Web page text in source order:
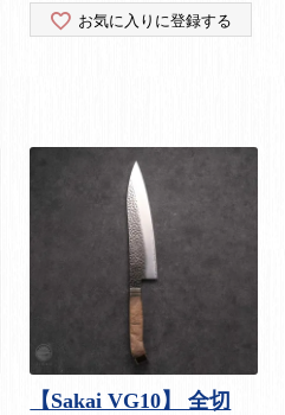
お気に入りに登録する
【Sakai VG10】 全切